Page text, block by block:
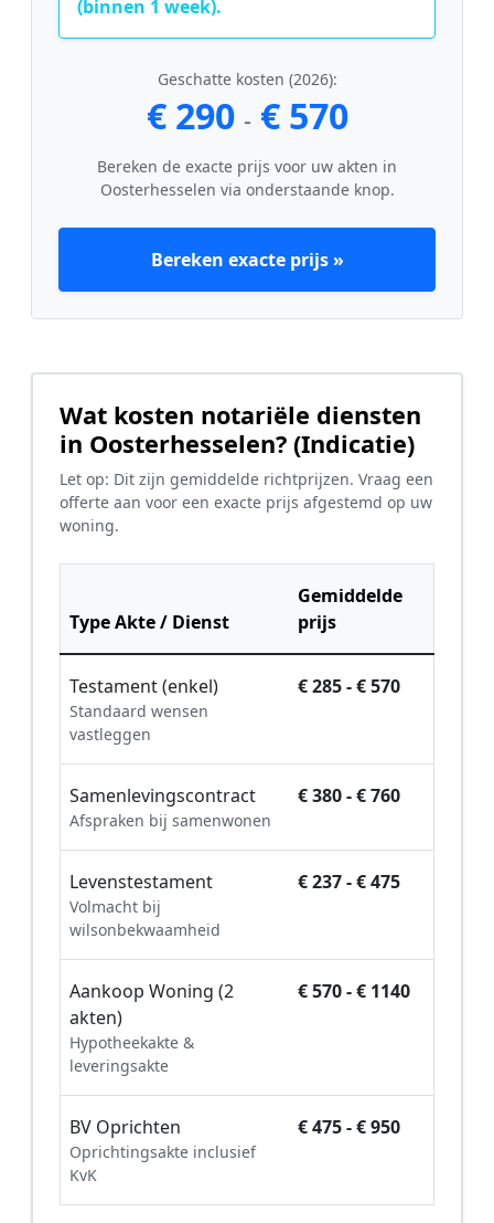
(binnen 1 week).
Geschatte kosten (2026):
€ 290 - € 570
Bereken de exacte prijs voor uw akten in
Oosterhesselen via onderstaande knop.
Bereken exacte prijs »
Wat kosten notariële diensten
in Oosterhesselen? (Indicatie)
Let op: Dit zijn gemiddelde richtprijzen. Vraag een
offerte aan voor een exacte prijs afgestemd op uw
woning.
Type Akte / Dienst
Gemiddelde
prijs
Testament (enkel)
Standaard wensen
vastleggen
€ 285 - € 570
Samenlevingscontract
Afspraken bij samenwonen
€ 380 - € 760
Levenstestament
Volmacht bij
wilsonbekwaamheid
€ 237 - € 475
Aankoop Woning (2
akten)
Hypotheekakte &
leveringsakte
€ 570 - € 1140
BV Oprichten
Oprichtingsakte inclusief
KvK
€ 475 - € 950